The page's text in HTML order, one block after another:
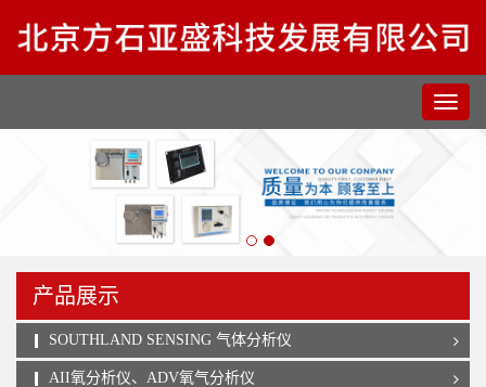
产品展示
SOUTHLAND SENSING 气体分析仪
AII氧分析仪、ADV氧气分析仪